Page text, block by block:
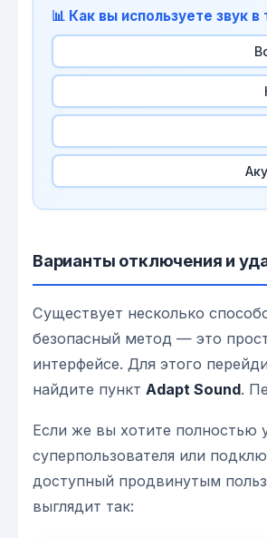
📊 Как вы используете звук в
Варианты отключения и
Существует несколько
безопасный метод — это
интерфейсе. Для этого
найдите пункт Adapt Sound.
Если же вы хотите полностью
суперпользователя или
доступный продвинутым
выглядит так: